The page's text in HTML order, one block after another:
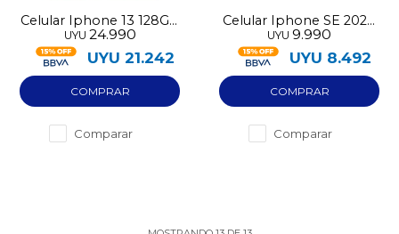
Celular Iphone 13 128GB
pre-utilizado
UYU 24.990
UYU 21.242
Comparar
Celular Iphone SE 2020
64GB pre-utilizado
UYU 9.990
UYU 8.492
Comparar